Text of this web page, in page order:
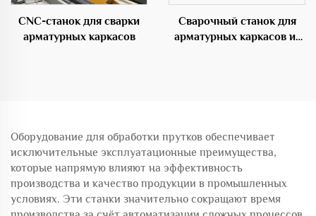
CNC-станок для сварки
арматурных каркасов
Сварочный станок для
арматурных каркасов из
Оборудование для обработки прутков обеспечивает
исключительные эксплуатационные преимущества,
которые напрямую влияют на эффективность
производства и качество продукции в промышленных
условиях. Эти станки значительно сокращают время